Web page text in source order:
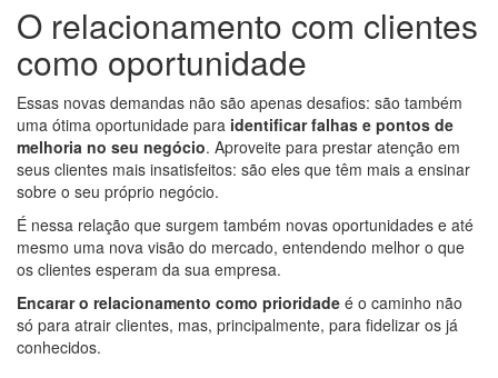
O relacionamento com clientes
como oportunidade
Essas novas demandas não são apenas desafios: são também
uma ótima oportunidade para identificar falhas e pontos de
melhoria no seu negócio. Aproveite para prestar atenção em
seus clientes mais insatisfeitos: são eles que têm mais a ensinar
sobre o seu próprio negócio.
É nessa relação que surgem também novas oportunidades e até
mesmo uma nova visão do mercado, entendendo melhor o que
os clientes esperam da sua empresa.
Encarar o relacionamento como prioridade é o caminho não
só para atrair clientes, mas, principalmente, para fidelizar os já
conhecidos.